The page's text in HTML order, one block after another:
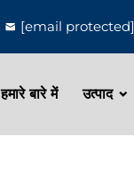
[email protected]
हमारे बारे में उत्पाद